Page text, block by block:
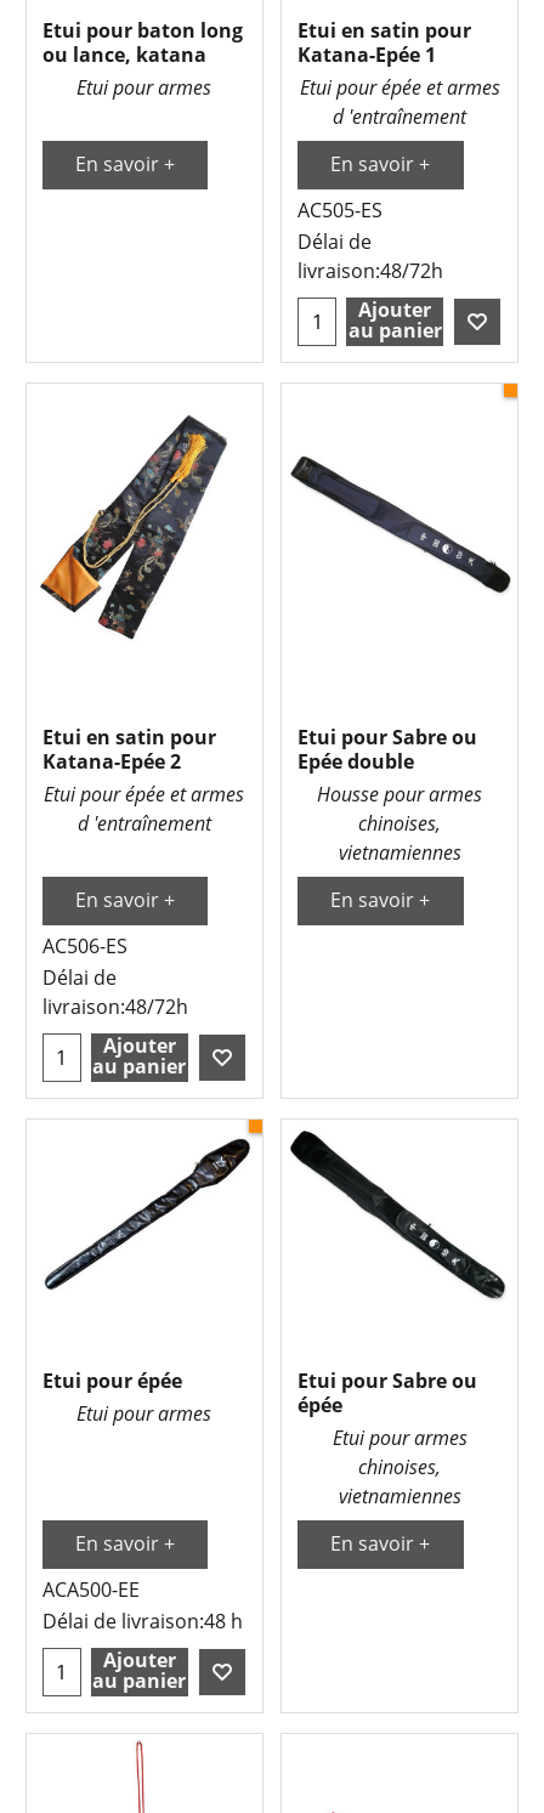
Etui pour baton long
ou lance, katana
Etui pour armes
En savoir +
Etui en satin pour
Katana-Epée 1
Etui pour épée et armes
d 'entraînement
En savoir +
AC505-ES
Délai de
livraison:48/72h
Ajouter
au panier
Etui en satin pour
Katana-Epée 2
Etui pour épée et armes
d 'entraînement
En savoir +
AC506-ES
Délai de
livraison:48/72h
Ajouter
au panier
Etui pour Sabre ou
Epée double
Housse pour armes
chinoises,
vietnamiennes
En savoir +
Etui pour épée
Etui pour armes
En savoir +
ACA500-EE
Délai de livraison:48 h
Ajouter
au panier
Etui pour Sabre ou
épée
Etui pour armes
chinoises,
vietnamiennes
En savoir +